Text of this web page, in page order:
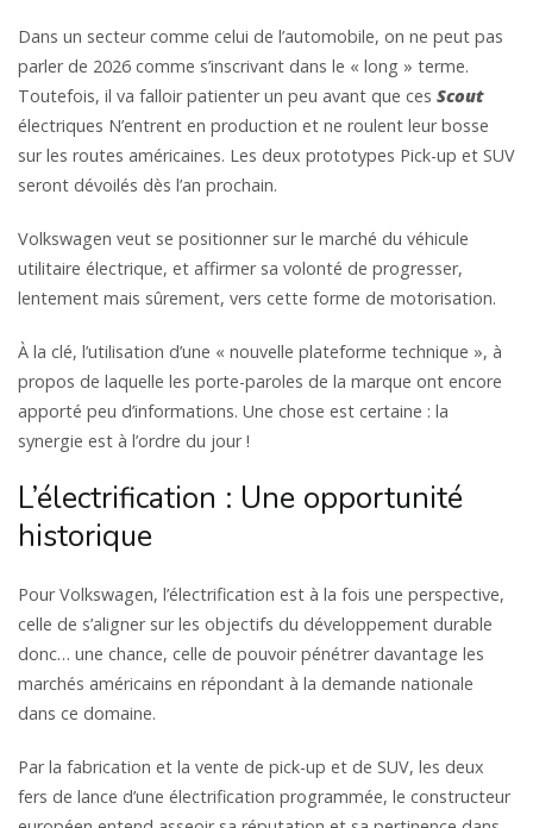
Dans un secteur comme celui de l’automobile, on ne peut pas
parler de 2026 comme s’inscrivant dans le « long » terme.
Toutefois, il va falloir patienter un peu avant que ces Scout
électriques N’entrent en production et ne roulent leur bosse
sur les routes américaines. Les deux prototypes Pick-up et SUV
seront dévoilés dès l’an prochain.
Volkswagen veut se positionner sur le marché du véhicule
utilitaire électrique, et affirmer sa volonté de progresser,
lentement mais sûrement, vers cette forme de motorisation.
À la clé, l’utilisation d’une « nouvelle plateforme technique », à
propos de laquelle les porte-paroles de la marque ont encore
apporté peu d’informations. Une chose est certaine : la
synergie est à l’ordre du jour !
L’électrification : Une opportunité
historique
Pour Volkswagen, l’électrification est à la fois une perspective,
celle de s’aligner sur les objectifs du développement durable
donc… une chance, celle de pouvoir pénétrer davantage les
marchés américains en répondant à la demande nationale
dans ce domaine.
Par la fabrication et la vente de pick-up et de SUV, les deux
fers de lance d’une électrification programmée, le constructeur